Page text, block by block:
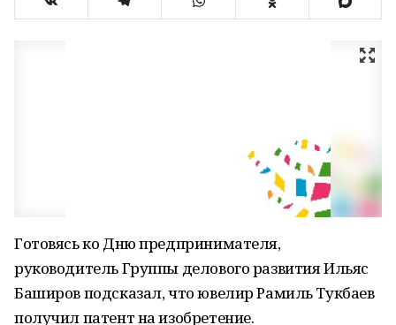
Готовясь ко Дню предпринимателя,
руководитель Группы делового развития Ильяс
Баширов подсказал, что ювелир Рамиль Тукбаев
получил патент на изобретение.